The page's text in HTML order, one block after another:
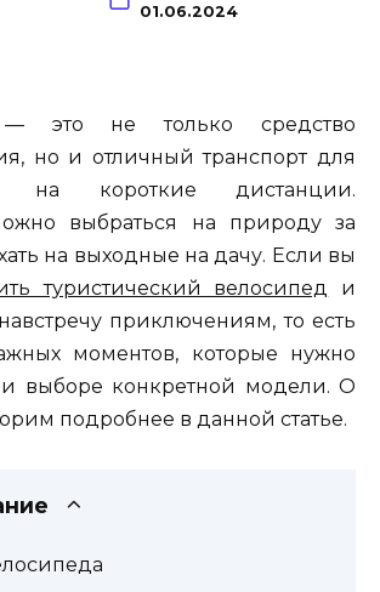
01.06.2024
— это не только средство
но и отличный транспорт для
на короткие дистанции.
выбраться на природу за
на выходные на дачу. Если вы
туристический велосипед и
приключениям, то есть
моментов, которые нужно
выборе конкретной модели. О
подробнее в данной статье.